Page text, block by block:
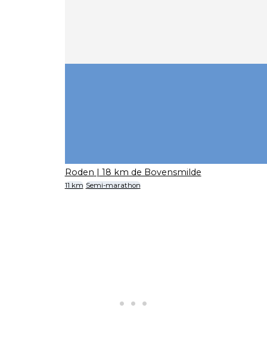
Roden | 18 km de Bovensmilde
11 km Semi-marathon